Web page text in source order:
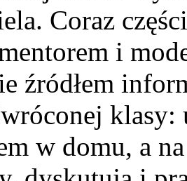
Coraz
i
źródłem
klasy:
w domu, a